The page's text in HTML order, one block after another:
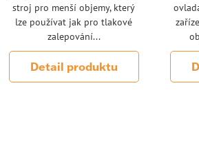
stroj pro menší objemy, který
lze používat jak pro tlakové
zalepování...
Detail produktu